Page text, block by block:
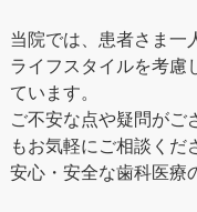
当院では、患者さま一
ライフスタイルを考慮
ています。
ご不安な点や疑問がご
もお気軽にご相談くだ
安心・安全な歯科医療